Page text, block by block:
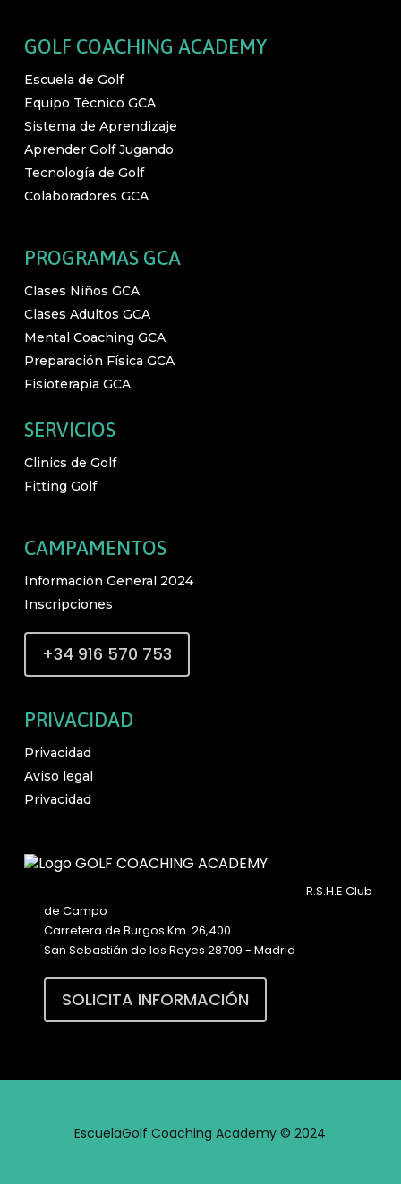
GOLF COACHING ACADEMY
Escuela de Golf
Equipo Técnico GCA
Sistema de Aprendizaje
Aprender Golf Jugando
Tecnología de Golf
Colaboradores GCA
PROGRAMAS GCA
Clases Niños GCA
Clases Adultos GCA
Mental Coaching GCA
Preparación Física GCA
Fisioterapia GCA
SERVICIOS
Clinics de Golf
Fitting Golf
CAMPAMENTOS
Información General 2024
Inscripciones
+34 916 570 753
PRIVACIDAD
Privacidad
Aviso legal
Privacidad
R.S.H.E Club
de Campo
Carretera de Burgos Km. 26,400
San Sebastián de los Reyes 28709 - Madrid
SOLICITA INFORMACIÓN
EscuelaGolf Coaching Academy © 2024